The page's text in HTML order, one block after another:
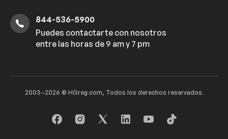
844-536-5900
Puedes contactarte con nosotros
entre las horas de 9 am y 7 pm
2003–2026 © HGreg.com, Todos los derechos reservados.